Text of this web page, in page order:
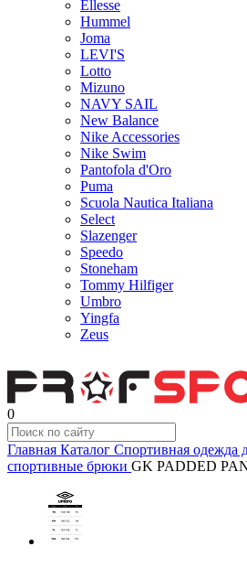
Ellesse
Hummel
Joma
LEVI'S
Lotto
Mizuno
NAVY SAIL
New Balance
Nike Accessories
Nike Swim
Pantofola d'Oro
Puma
Scuola Nautica Italiana
Select
Slazenger
Speedo
Stoneham
Tommy Hilfiger
Umbro
Yingfa
Zeus
0
Главная Каталог Спортивная одежда
спортивные брюки GK PADDED